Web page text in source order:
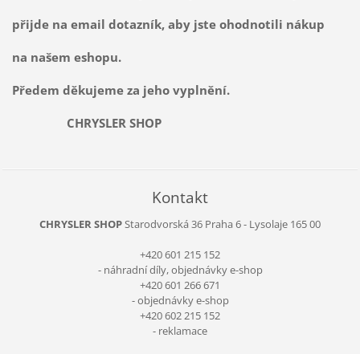
přijde na email dotazník, aby jste ohodnotili nákup
na našem eshopu.
Předem děkujeme za jeho vyplnění.
CHRYSLER SHOP
Kontakt
CHRYSLER SHOPStarodvorská 36 Praha 6 - Lysolaje 165 00
+420 601 215 152
- náhradní díly, objednávky e-shop
+420 601 266 671
- objednávky e-shop
+420 602 215 152
- reklamace